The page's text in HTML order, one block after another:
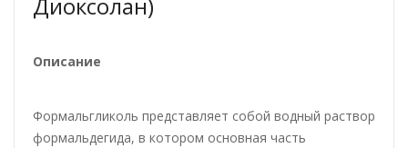
Диоксолан)
Описание
Формальгликоль представляет собой водный раствор
формальдегида, в котором основная часть